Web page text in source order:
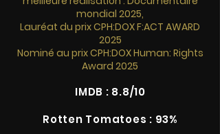
mondial 2025,
Lauréat du prix CPH:DOX F:ACT AWARD
2025
Nominé au prix CPH:DOX Human: Rights
Award 2025
IMDB : 8.8/10
Rotten Tomatoes : 93%